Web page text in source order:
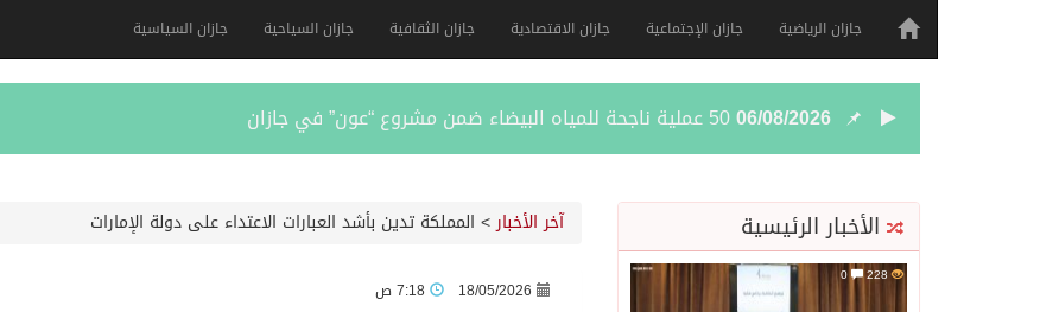
جازان الرياضية جازان الإجتماعية جازان الاقتصادية جازان الثقافية جازان السياحية جازان السياسية
06/08/202650 عملية ناجحة للمياه البيضاء ضمن مشروع “عون” في جازان
06/08/2026حرس الحدود بجازان يقيم ورشة عمل لمزاولي الصيد والأنشطة البحرية عن خدمات بوابة “زاول”
الأخبار الرئيسية
228
آخر الأخبار> المملكة تدين بأشد العبارات الاعتداء على دولة الإمارات
18/05/2026